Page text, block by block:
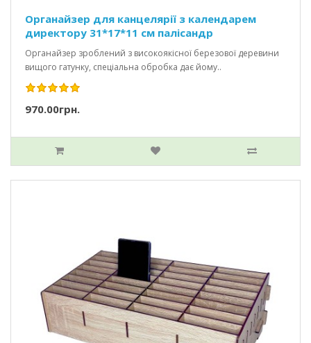
Органайзер для канцелярії з календарем
директору 31*17*11 см палісандр
Органайзер зроблений з високоякісної березової деревини
вищого гатунку, спеціальна обробка дає йому..
970.00грн.